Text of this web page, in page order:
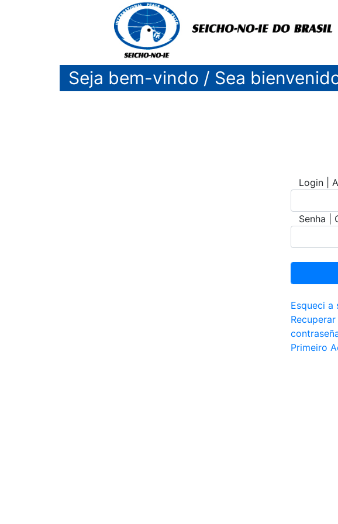
Seja bem-vindo / Sea
Login |
Senha |
Esqueci a
Primeiro